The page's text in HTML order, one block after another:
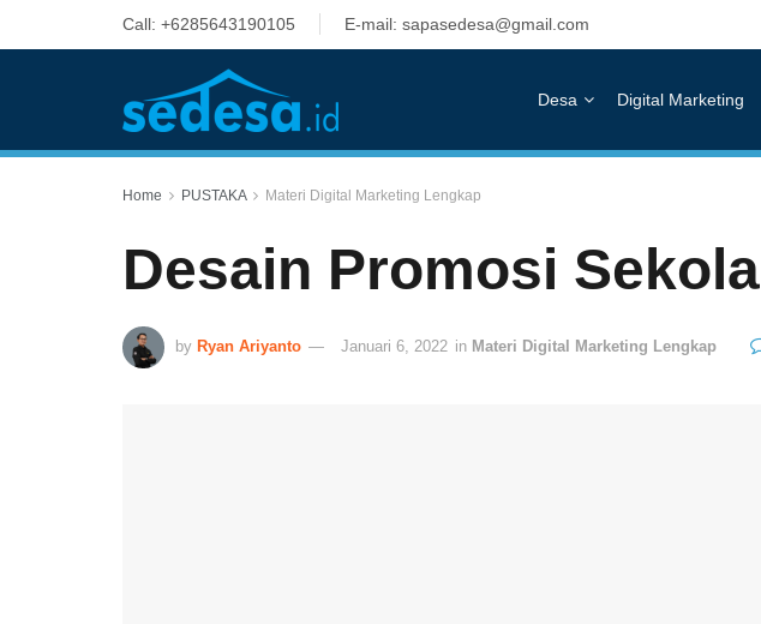
Call: +6285643190105 E-mail: sapasedesa@gmail.com
Desa Digital Marketing
Home PUSTAKA Materi Digital Marketing Lengkap
Desain Promosi
by Ryan Ariyanto Januari 6, 2022 in Materi Digital Marketing Lengkap